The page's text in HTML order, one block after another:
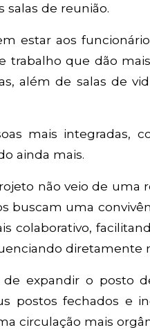
salas de reunião.
estar aos
trabalho que dão
além de salas de
mais integradas,
ainda mais.
não veio de uma
buscam uma
colaborativo,
diretamente
expandir o posto
postos fechados e
circulação mais